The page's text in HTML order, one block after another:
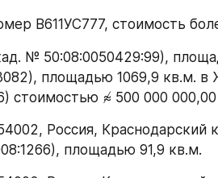
В611УС777, стоимость
площадью 1069,9 кв.м.
стоимостью ≉ 500 000 000,00
площадью 91,9 кв.м.